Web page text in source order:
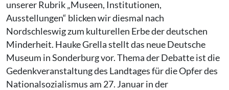
unserer Rubrik „Museen, Institutionen,
Ausstellungen“ blicken wir diesmal nach
Nordschleswig zum kulturellen Erbe der deutschen
Minderheit. Hauke Grella stellt das neue Deutsche
Museum in Sonderburg vor. Thema der Debatte ist die
Gedenkveranstaltung des Landtages für die Opfer des
Nationalsozialismus am 27. Januar in der